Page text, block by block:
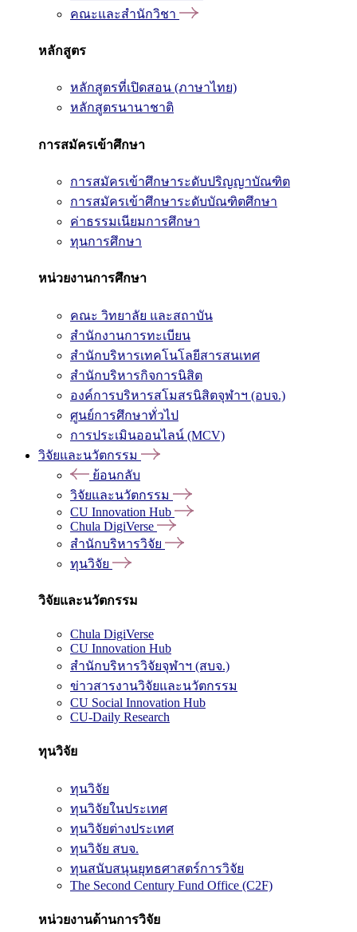
คณะและสำนักวิชา
หลักสูตร
หลักสูตรที่เปิดสอน (ภาษาไทย)
หลักสูตรนานาชาติ
การสมัครเข้าศึกษา
การสมัครเข้าศึกษาระดับปริญญาบัณฑิต
การสมัครเข้าศึกษาระดับบัณฑิตศึกษา
ค่าธรรมเนียมการศึกษา
ทุนการศึกษา
หน่วยงานการศึกษา
คณะ วิทยาลัย และสถาบัน
สำนักงานการทะเบียน
สำนักบริหารเทคโนโลยีสารสนเทศ
สำนักบริหารกิจการนิสิต
องค์การบริหารสโมสรนิสิตจุฬาฯ (อบจ.)
ศูนย์การศึกษาทั่วไป
การประเมินออนไลน์ (MCV)
วิจัยและนวัตกรรม
ย้อนกลับ
วิจัยและนวัตกรรม
CU Innovation Hub
Chula DigiVerse
สำนักบริหารวิจัย
ทุนวิจัย
วิจัยและนวัตกรรม
Chula DigiVerse
CU Innovation Hub
สำนักบริหารวิจัยจุฬาฯ (สบจ.)
ข่าวสารงานวิจัยและนวัตกรรม
CU Social Innovation Hub
CU-Daily Research
ทุนวิจัย
ทุนวิจัย
ทุนวิจัยในประเทศ
ทุนวิจัยต่างประเทศ
ทุนวิจัย สบจ.
ทุนสนับสนุนยุทธศาสตร์การวิจัย
The Second Century Fund Office (C2F)
หน่วยงานด้านการวิจัย